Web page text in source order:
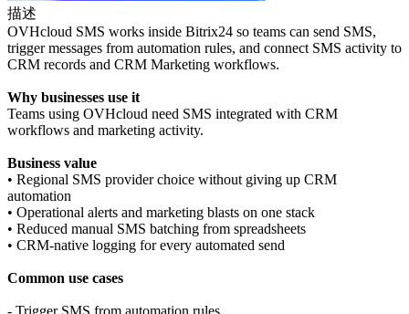
描述
OVHcloud SMS works inside Bitrix24 so teams can send SMS,
trigger messages from automation rules, and connect SMS activity to
CRM records and CRM Marketing workflows.
Why businesses use it
Teams using OVHcloud need SMS integrated with CRM
workflows and marketing activity.
Business value
• Regional SMS provider choice without giving up CRM
automation
• Operational alerts and marketing blasts on one stack
• Reduced manual SMS batching from spreadsheets
• CRM-native logging for every automated send
Common use cases